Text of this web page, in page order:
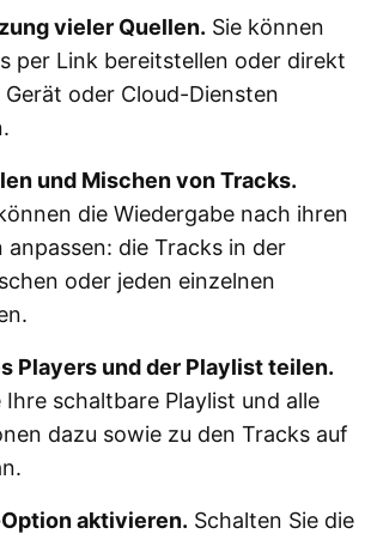
vieler Quellen. Sie können
per Link bereitstellen oder direkt
oder Cloud-Diensten
und Mischen von Tracks.
die Wiedergabe nach ihren
anpassen: die Tracks in der
oder jeden einzelnen
Players und der Playlist teilen.
Ihre schaltbare Playlist und alle
dazu sowie zu den Tracks auf
aktivieren. Schalten Sie die